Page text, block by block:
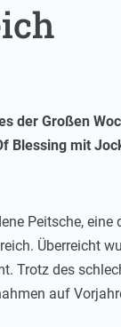
der Großen
Blessing mit
Peitsche, eine
Überreicht
Trotz des
auf